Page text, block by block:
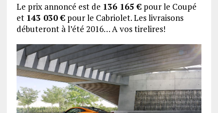
Le prix annoncé est de 136 165 €pour le Coupé
et 143 030 €pour le Cabriolet. Les livraisons
débuteront à l’été 2016… A vos tirelires!